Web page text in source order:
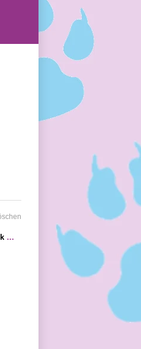
Doxtasy Bandana Black Silver Dots KLEINE